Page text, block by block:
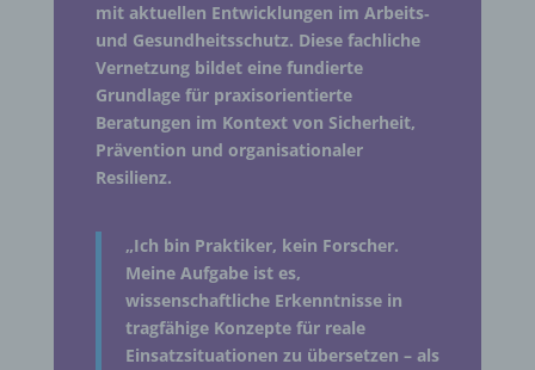
mit aktuellen Entwicklungen im Arbeits‑
und Gesundheitsschutz. Diese fachliche
Vernetzung bildet eine fundierte
Grundlage für praxisorientierte
Beratungen im Kontext von Sicherheit,
Prävention und organisationaler
Resilienz.
„Ich bin Praktiker, kein Forscher.
Meine Aufgabe ist es,
wissenschaftliche Erkenntnisse in
tragfähige Konzepte für reale
Einsatzsituationen zu übersetzen – als